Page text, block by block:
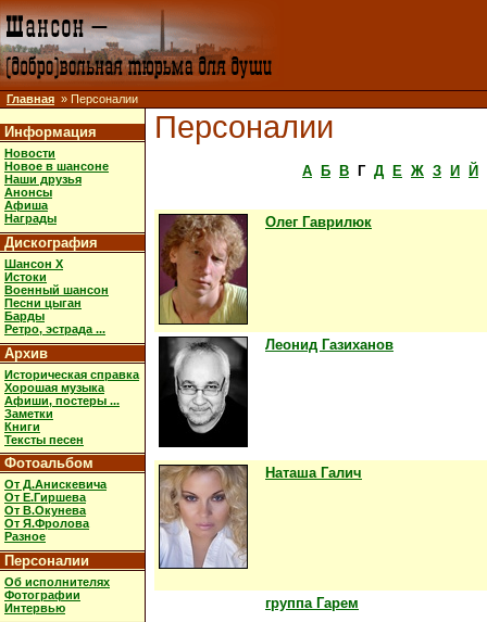
Главная » Персоналии
Информация
Новости
Новое в шансоне
Наши друзья
Анонсы
Афиша
Награды
Дискография
Шансон X
Истоки
Военный шансон
Песни цыган
Барды
Ретро, эстрада ...
Архив
Историческая справка
Хорошая музыка
Афиши, постеры ...
Заметки
Книги
Тексты песен
Фотоальбом
От Д.Анискевича
От Е.Гиршева
От В.Окунева
От Я.Фролова
Разное
Персоналии
Об исполнителях
Фотографии
Интервью
Персоналии
А Б В Г Д Е Ж З И Й
Олег Гаврилюк
Леонид Газиханов
Наташа Галич
группа Гарем